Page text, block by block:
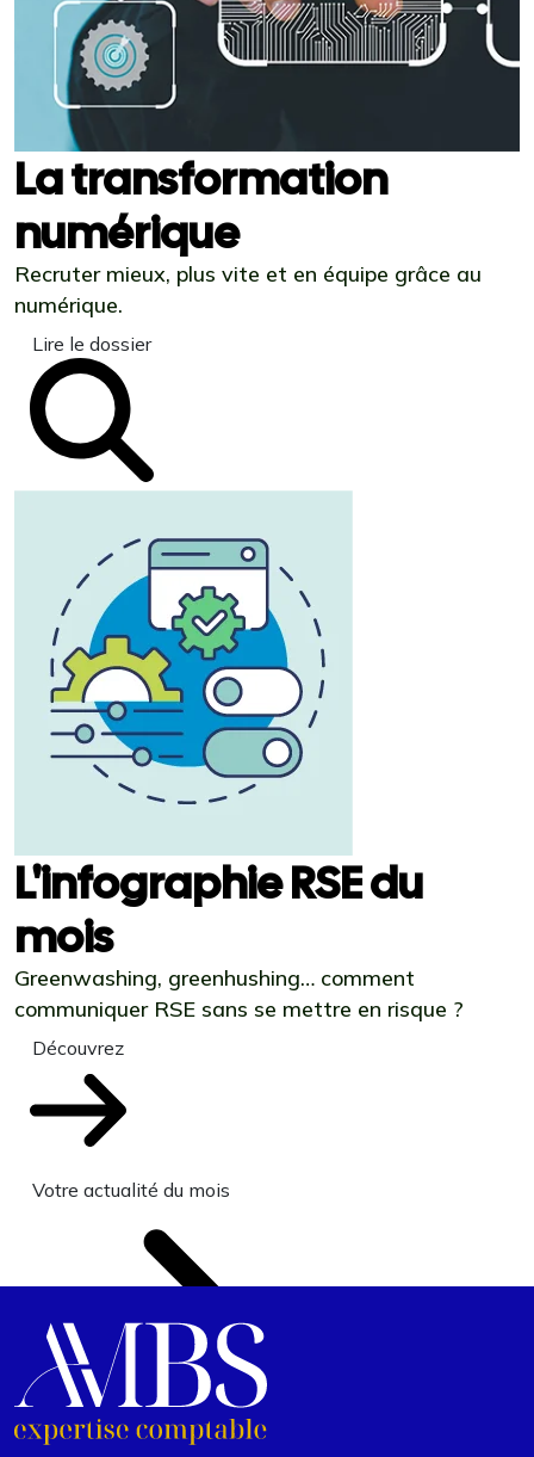
La transformation
numérique
Recruter mieux, plus vite et en équipe grâce au
numérique.
Lire le dossier
L'infographie RSE du
mois
Greenwashing, greenhushing… comment
communiquer RSE sans se mettre en risque ?
Découvrez
Votre actualité du mois